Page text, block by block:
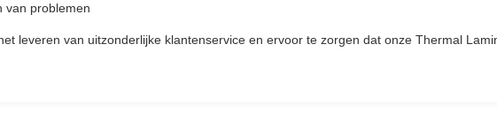
van problemen
leveren van uitzonderlijke klantenservice en ervoor te zorgen dat onze Thermal